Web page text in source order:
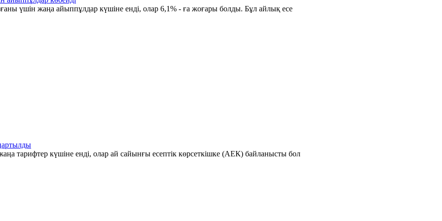
үшін жаңа айыппұлдар күшіне енді, олар 6,1% - ға жоғары болды. Бұл айлық есе
тарифтер күшіне енді, олар ай сайынғы есептік көрсеткішке (АЕК) байланысты бол